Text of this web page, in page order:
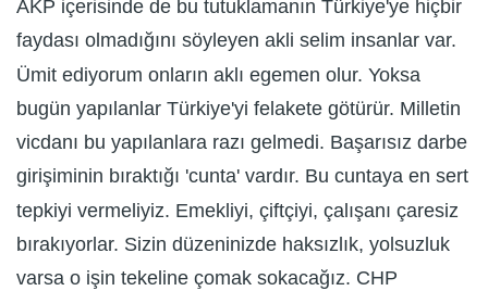
AKP içerisinde de bu tutuklamanın Türkiye'ye hiçbir
faydası olmadığını söyleyen akli selim insanlar var.
Ümit ediyorum onların aklı egemen olur. Yoksa
bugün yapılanlar Türkiye'yi felakete götürür. Milletin
vicdanı bu yapılanlara razı gelmedi. Başarısız darbe
girişiminin bıraktığı 'cunta' vardır. Bu cuntaya en sert
tepkiyi vermeliyiz. Emekliyi, çiftçiyi, çalışanı çaresiz
bırakıyorlar. Sizin düzeninizde haksızlık, yolsuzluk
varsa o işin tekeline çomak sokacağız. CHP